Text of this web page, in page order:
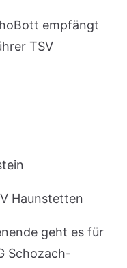
Haunstetten
geht es für
Schozach-